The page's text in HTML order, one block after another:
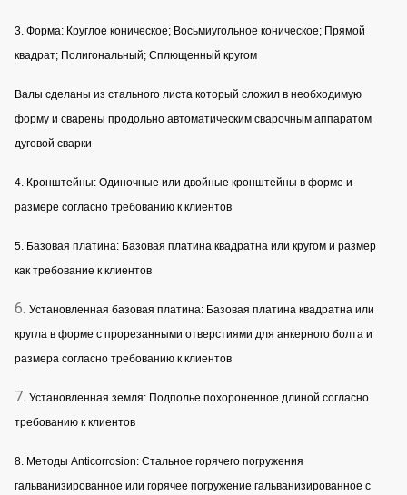
3. Форма: Круглое коническое; Восьмиугольное коническое; Прямой
квадрат; Полигональный; Сплющенный кругом
Валы сделаны из стального листа который сложил в необходимую
форму и сварены продольно автоматическим сварочным аппаратом
дуговой сварки
4. Кронштейны: Одиночные или двойные кронштейны в форме и
размере согласно требованию к клиентов
5. Базовая платина: Базовая платина квадратна или кругом и размер
как требование к клиентов
6. Установленная базовая платина: Базовая платина квадратна или
кругла в форме с прорезанными отверстиями для анкерного болта и
размера согласно требованию к клиентов
7. Установленная земля: Подполье похороненное длиной согласно
требованию к клиентов
8. Методы Anticorrosion: Стальное горячего погружения
гальванизированное или горячее погружение гальванизированное с